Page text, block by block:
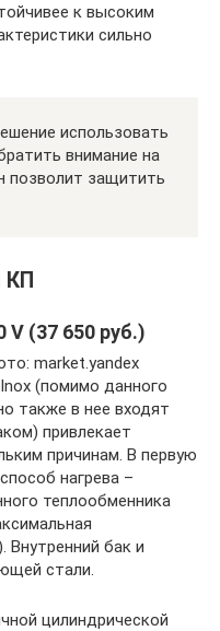
к высоким
сильно
использовать
внимание на
позволит защитить
КП
V (37 650 руб.)
market.yandex
(помимо данного
также в нее входят
привлекает
причинам. В первую
нагрева –
теплообменника
Внутренний бак и
стали.
цилиндрической